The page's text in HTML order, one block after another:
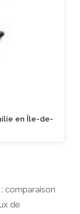
en Île-de-
comparaison
de